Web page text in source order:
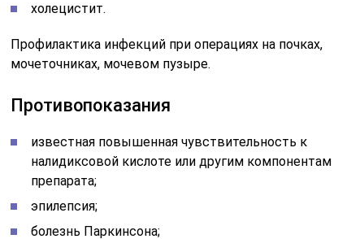
холецистит.
Профилактика инфекций при операциях на почках,
мочеточниках, мочевом пузыре.
Противопоказания
известная повышенная чувствительность к
налидиксовой кислоте или другим компонентам
препарата;
эпилепсия;
болезнь Паркинсона;